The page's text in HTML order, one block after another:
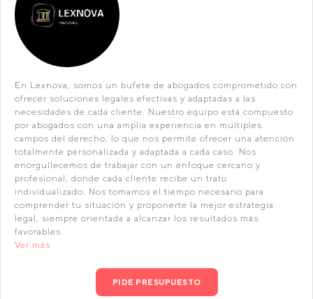
En Lexnova, somos un bufete de abogados comprometido con
ofrecer soluciones legales efectivas y adaptadas a las
necesidades de cada cliente. Nuestro equipo está compuesto
por abogados con una amplia experiencia en múltiples
campos del derecho, lo que nos permite ofrecer una atención
totalmente personalizada y adaptada a cada caso. Nos
enorgullecemos de trabajar con un enfoque cercano y
profesional, donde cada cliente recibe un trato
individualizado. Nos tomamos el tiempo necesario para
comprender tu situación y proponerte la mejor estrategia
legal, siempre orientada a alcanzar los resultados más
favorables.
Ver más
PIDE PRESUPUESTO